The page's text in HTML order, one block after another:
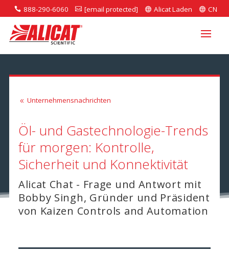
 888-290-6060  [email protected]  Alicat Laden  CN
8 Unternehmensnachrichten
Öl- und Gastechnologie-Trends
für morgen: Kontrolle,
Sicherheit und Konnektivität
Alicat Chat - Frage und Antwort mit
Bobby Singh, Gründer und Präsident
von Kaizen Controls and Automation